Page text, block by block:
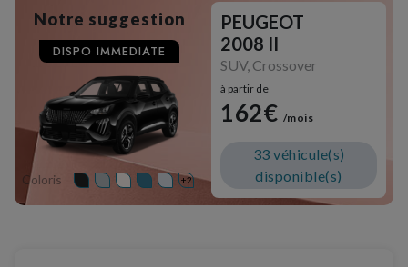
Notre suggestion
DISPO IMMEDIATE
Coloris +2
PEUGEOT
2008 II
SUV, Crossover
à partir de
162€ /mois
33 véhicule(s)
disponible(s)